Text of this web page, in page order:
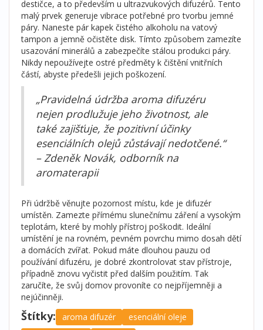
destičce, a to především u ultrazvukových difuzérů. Tento
malý prvek generuje vibrace potřebné pro tvorbu jemné
páry. Naneste pár kapek čistého alkoholu na vatový
tampon a jemně očistěte disk. Tímto způsobem zamezíte
usazování minerálů a zabezpečíte stálou produkci páry.
Nikdy nepoužívejte ostré předměty k čištění vnitřních
částí, abyste předešli jejich poškození.
„Pravidelná údržba aroma difuzéru
nejen prodlužuje jeho životnost, ale
také zajišťuje, že pozitivní účinky
esenciálních olejů zůstávají nedotčené.“
– Zdeněk Novák, odborník na
aromaterapii
Při údržbě věnujte pozornost místu, kde je difuzér
umístěn. Zamezte přímému slunečnímu záření a vysokým
teplotám, které by mohly přístroj poškodit. Ideální
umístění je na rovném, pevném povrchu mimo dosah dětí
a domácích zvířat. Pokud máte dlouhou pauzu od
používání difuzéru, je dobré zkontrolovat stav přístroje,
případně znovu vyčistit před dalším použitím. Tak
zaručíte, že svůj domov provoníte co nejpříjemněji a
nejúčinněji.
Štítky: aroma difuzér
esenciální oleje